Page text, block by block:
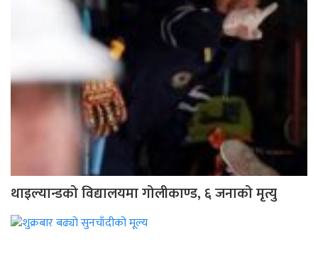
थाइल्यान्डको विद्यालयमा गोलीकाण्ड, ६ जनाको मृत्यु